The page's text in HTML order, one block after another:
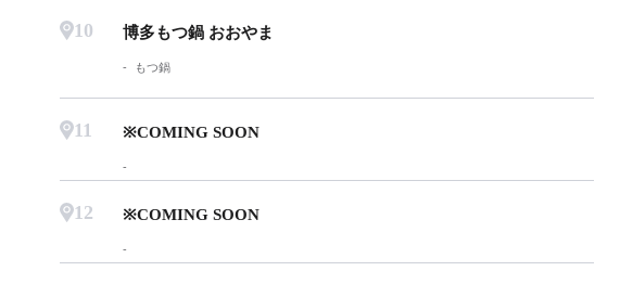
10 博多もつ鍋 おおやま
もつ鍋
11 ※COMING SOON
12 ※COMING SOON